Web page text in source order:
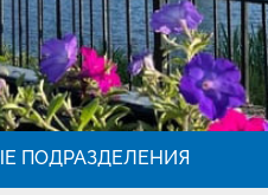
ПОДРАЗДЕЛЕНИЯ